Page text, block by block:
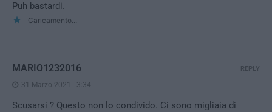
Puh bastardi.
Caricamento...
MARIO1232016
31 Marzo 2021 - 3:34
Scusarsi ? Questo non lo condivido. Ci sono migliaia di
REPLY